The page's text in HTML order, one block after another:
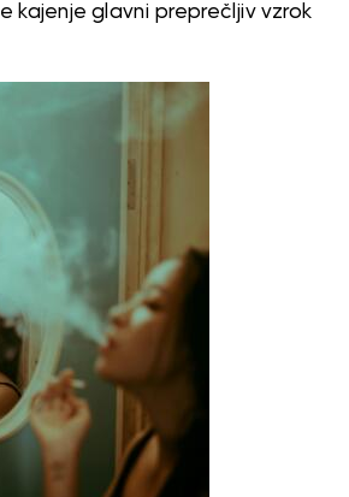
kajenje glavni preprečljiv vzrok